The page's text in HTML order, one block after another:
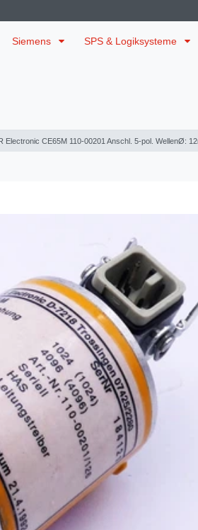
Siemens SPS & Logiksysteme
Electronic CE65M 110-00201 Anschl. 5-pol. WellenØ: